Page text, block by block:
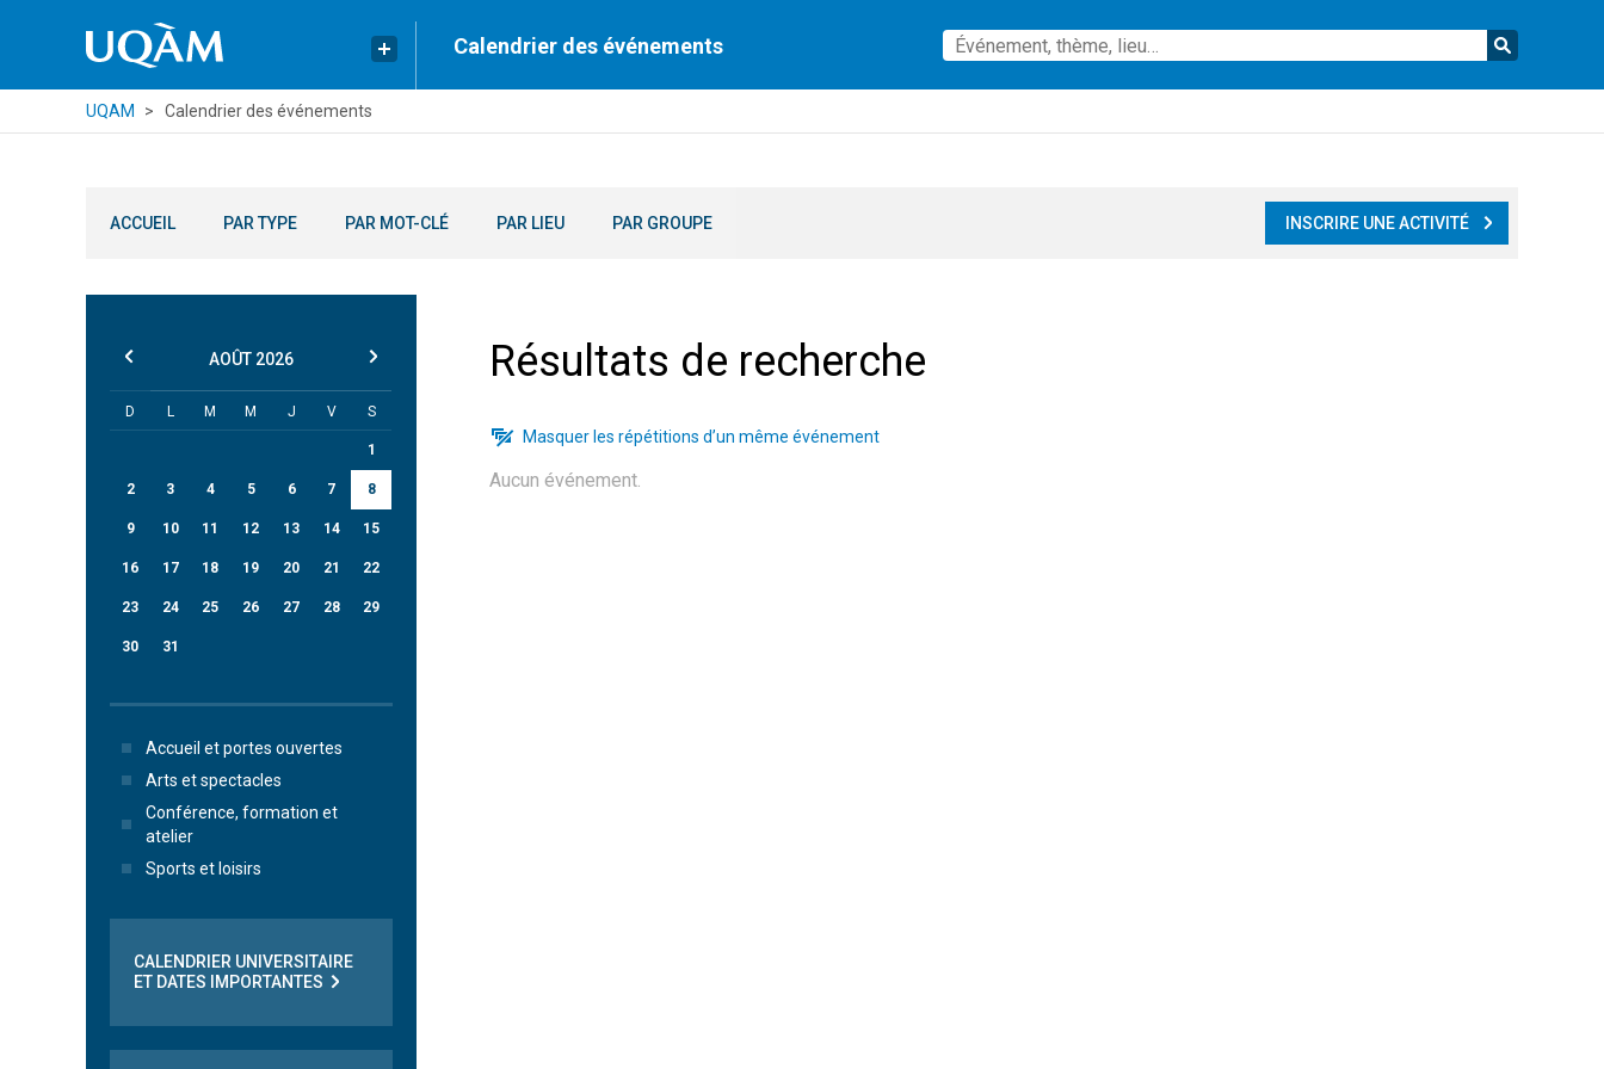
Calendrier des événements
UQAM Calendrier des événements
ACCUEIL PAR TYPE PAR MOT-CLÉ PAR LIEU PAR GROUPE INSCRIRE UNE ACTIVITÉ
Résultats de recherche
Masquer les répétitions d’un même événement
Aucun événement.
AOÛT 2026
D L M M J V S
1
2 3 4 5 6 7 8
9 10 11 12 13 14 15
16 17 18 19 20 21 22
23 24 25 26 27 28 29
30 31
Accueil et portes ouvertes
Arts et spectacles
Conférence, formation et
atelier
Sports et loisirs
CALENDRIER UNIVERSITAIRE
ET DATES IMPORTANTES